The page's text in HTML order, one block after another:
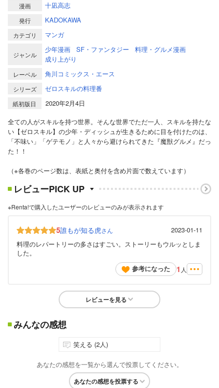
漫画 十凪高志
発行 KADOKAWA
カテゴリ マンガ
ジャンル
少年漫画 SF・ファンタジー
料理・グルメ漫画
成り上がり
レーベル 角川コミックス・エース
シリーズ ゼロスキルの料理番
紙初版日
2020年2月4日
全ての人がスキルを持つ世界。そんな世界でただ一人、スキルを持たな
い【ゼロスキル】の少年・ディッシュが生きるために目を付けたのは、
「不味い」「ゲテモノ」と人々から避けられてきた『魔獣グルメ』だっ
た！！
（※各巻のページ数は、表紙と奥付を含め片面で数えています）
レビューPICK UP
※Renta!で購入したユーザーのレビューのみが表示されます
5誰もが知る虎さん
2023-01-11
料理のレパートリーの多さはすごい。ストーリーもウルッとしま
した。
参考になった
1 人
レビューを見る
みんなの感想
笑える (2人)
あなたの感想を一覧から選んで投票してください。
あなたの感想を投票する